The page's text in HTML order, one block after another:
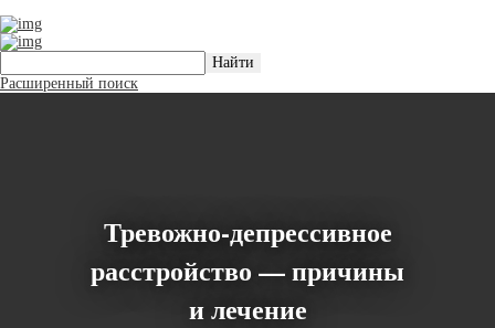
Расширенный поиск
Тревожно-депрессивное
расстройство — причины
и лечение